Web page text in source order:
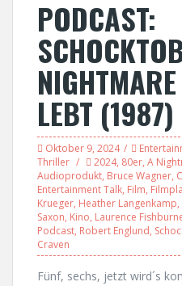
PODCAST:
LEBT (1987)
Oktober 9, 2024
Thriller
2024, 80er, A
Audioprodukt, Bruce Wagner,
Entertainment Talk, Film,
Krueger, Heather Langenkamp,
Saxon, Kino, Laurence
Podcast, Robert Englund,
Craven
Fünf, sechs, jetzt wird´s